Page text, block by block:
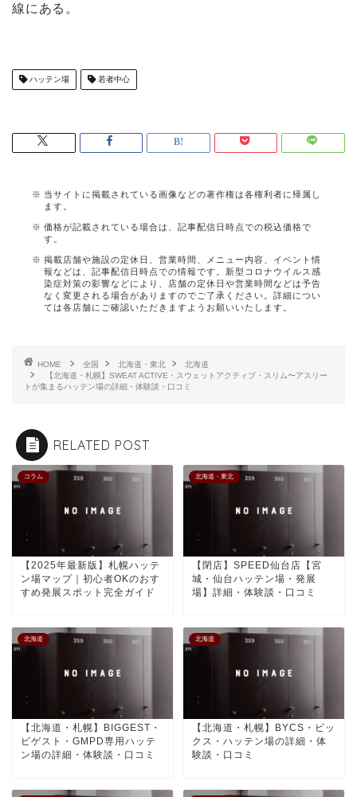
線にある。
ハッテン場 若者中心
当サイトに掲載されている画像などの著作権は各権利者に帰属し
ます。
価格が記載されている場合は、記事配信日時点での税込価格で
す。
掲載店舗や施設の定休日、営業時間、メニュー内容、イベント情
報などは、記事配信日時点での情報です。新型コロナウイルス感
染症対策の影響などにより、店舗の定休日や営業時間などは予告
なく変更される場合がありますのでご了承ください。詳細につい
ては各店舗にご確認いただきますようお願いいたします。
HOME 全国 北海道・東北
北海道
【北海道・札幌】SWEAT ACTIVE・スウェットアクティブ・スリム〜アスリー
トが集まるハッテン場の詳細・体験談・口コミ
RELATED POST
コラム
【2025年最新版】札幌ハッテ
ン場マップ｜初心者OKのおす
すめ発展スポット完全ガイド
北海道・東北
【閉店】SPEED仙台店【宮
城・仙台ハッテン場・発展
場】詳細・体験談・口コミ
北海道
【北海道・札幌】BIGGEST・
ビゲスト・GMPD専用ハッテ
ン場の詳細・体験談・口コミ
北海道
【北海道・札幌】BYCS・ビッ
クス・ハッテン場の詳細・体
験談・口コミ